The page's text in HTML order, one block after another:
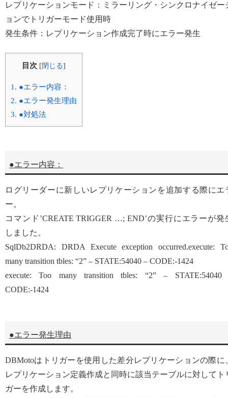
レプリケーションモード：ミラーリング・シンクロナイゼー
ョンでトリガーモード使用時
発生条件：レプリケーション作成完了時にエラー発生
目次 [閉じる]
1. ●エラー内容：
2. ●エラー発生理由
3. ●対処法
●エラー内容：
ログリーダーに新しいレプリケーションを追加する際にエ
ー。
コマンド’CREATE TRIGGER …; END’の実行にエラーが発
しました。
SqlDb2DRDA: DRDA Execute exception occurred.execute:
many transition tbles: “2” – STATE:54040 – CODE:-1424
execute: Too many transition tbles: “2” – STATE:54040
CODE:-1424
●エラー発生理由
DBMotoはトリガーを使用した差分レプリケーションの際に
レプリケーション定義作成と同時に該当テーブルに対してト
ガーを作成します。